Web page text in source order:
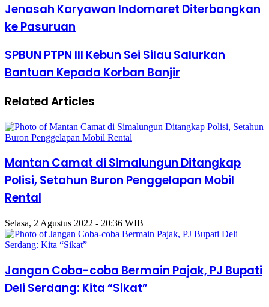
Jenasah Karyawan Indomaret Diterbangkan
ke Pasuruan
SPBUN PTPN III Kebun Sei Silau Salurkan
Bantuan Kepada Korban Banjir
Related Articles
Mantan Camat di Simalungun Ditangkap
Polisi, Setahun Buron Penggelapan Mobil
Rental
Selasa, 2 Agustus 2022 - 20:36 WIB
Jangan Coba-coba Bermain Pajak, PJ Bupati
Deli Serdang: Kita “Sikat”